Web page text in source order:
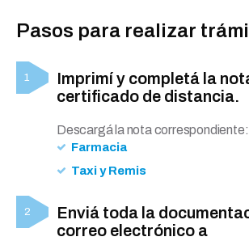
Pasos para realizar
Imprimí y completá la
certificado de distancia.
Descargá la nota correspondiente:
Farmacia
Taxi y Remis
Enviá toda la
correo electrónico a